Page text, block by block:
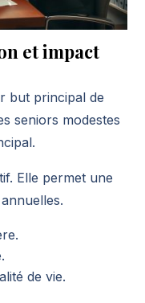
et impact
but principal de
seniors modestes
Elle permet une
de vie.